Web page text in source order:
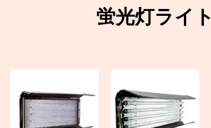
FUJIFILM GFXシリーズ
PC用 外付バッテリー
PC用 アクセサリ
Nikon Lens ACC
Hasselblad H
Manfrotto
アダプター
TIFFEN
モノブロック
（バッテリータイプ）
Light Storm シリーズ
amaran シリーズ
Manfrotto
蛍光灯ライト